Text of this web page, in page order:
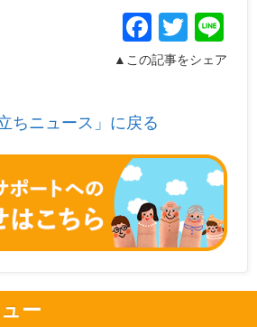
▲この記事をシェア
ちニュース」に戻る
ー